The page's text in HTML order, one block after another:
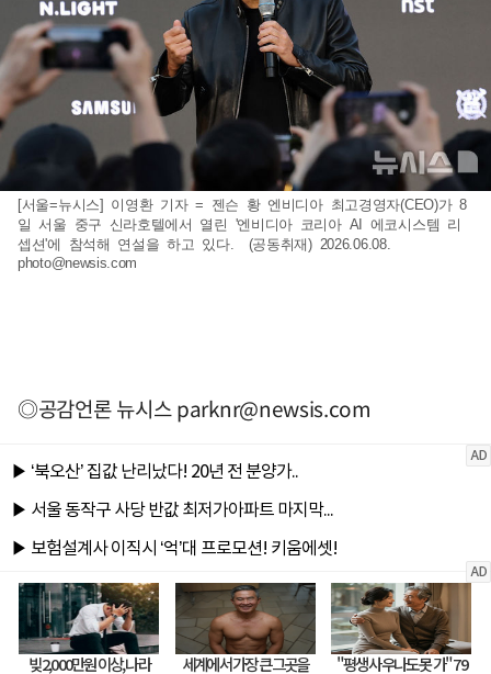
[서울=뉴시스] 이영환 기자 = 젠슨 황 엔비디아 최고경영자(CEO)가 8
일 서울 중구 신라호텔에서 열린 '엔비디아 코리아 AI 에코시스템 리
셉션'에 참석해 연설을 하고 있다. (공동취재) 2026.06.08.
photo@newsis.com
◎공감언론 뉴시스parknr@newsis.com